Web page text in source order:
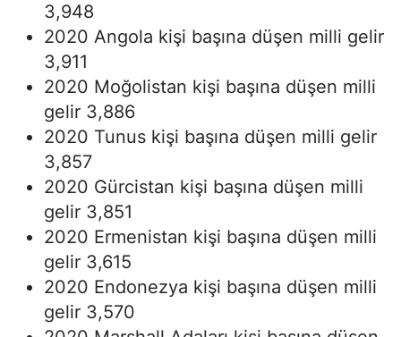
3,948
2020 Angola kişi başına düşen milli gelir
3,911
2020 Moğolistan kişi başına düşen milli
gelir 3,886
2020 Tunus kişi başına düşen milli gelir
3,857
2020 Gürcistan kişi başına düşen milli
gelir 3,851
2020 Ermenistan kişi başına düşen milli
gelir 3,615
2020 Endonezya kişi başına düşen milli
gelir 3,570